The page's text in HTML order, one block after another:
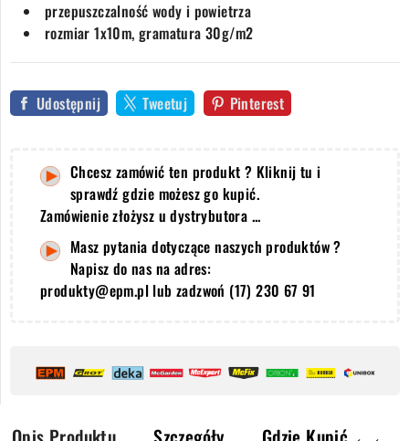
przepuszczalność wody i powietrza
rozmiar 1x10m, gramatura 30g/m2
Udostępnij Tweetuj Pinterest
Chcesz zamówić ten produkt ? Kliknij tu i
sprawdź gdzie możesz go kupić.
Zamówienie złożysz u dystrybutora ...
Masz pytania dotyczące naszych produktów ?
Napisz do nas na adres:
produkty@epm.pl lub zadzwoń (17) 230 67 91